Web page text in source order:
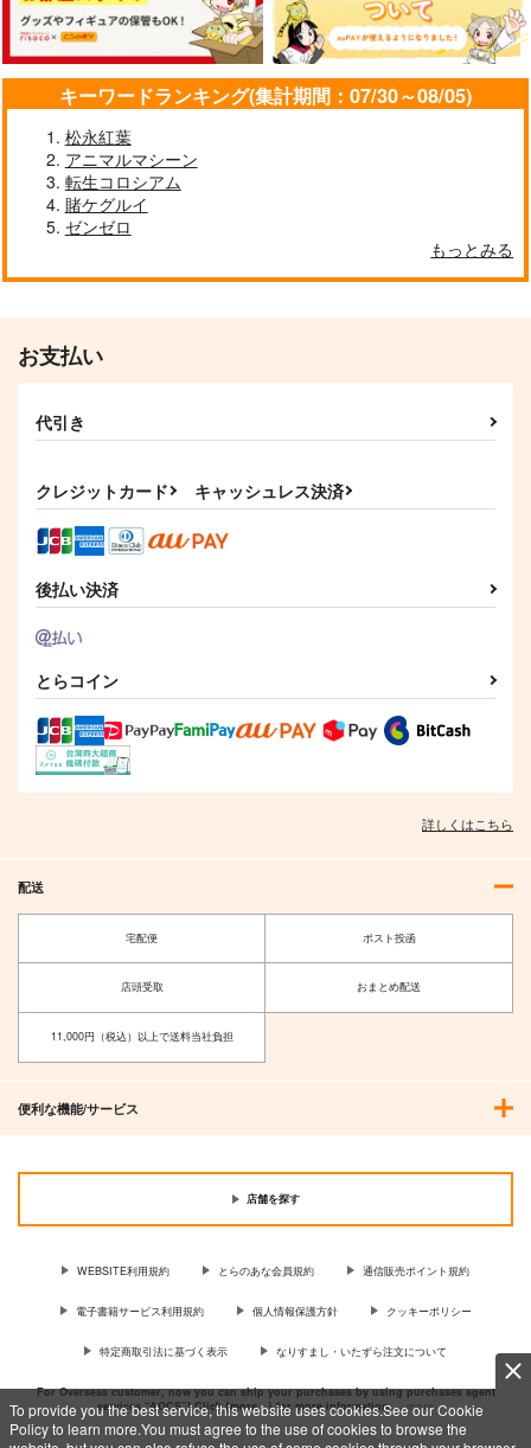
To provide you the best service, this website uses cookies.See our Cookie
Policy to learn more.You must agree to the use of cookies to browse the
作品詳細 作品詳細
キーワードランキング(集計期間：07/30～08/05)
松永紅葉
アニマルマシーン
転生コロシアム
賭ケグルイ
ゼンゼロ
もっとみる
お支払い
代引き
クレジットカード キャッシュレス決済
後払い決済
とらコイン
詳しくはこちら
配送
宅配便 ポスト投函
店頭受取 おまとめ配送
11,000円（税込）以上で送料当社負担
便利な機能/サービス
店舗を探す
WEBSITE利用規約 とらのあな会員規約 通信販売ポイント規約
電子書籍サービス利用規約 個人情報保護方針 クッキーポリシー
特定商取引法に基づく表示 なりすまし・いたずら注文について
For Overseas customer, now you can ship your purchases by using purchases agent
services “AOCS”! Click {more…} for more information …more